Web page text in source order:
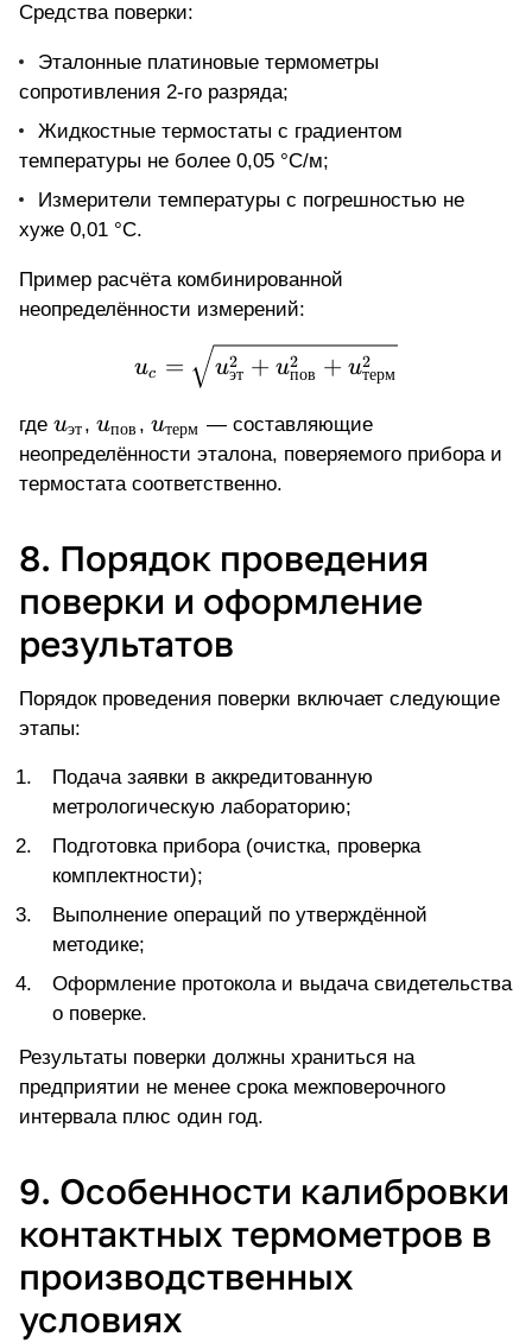
Средства поверки:
Эталонные платиновые термометры
сопротивления 2-го разряда;
Жидкостные термостаты с градиентом
температуры не более 0,05 °С/м;
Измерители температуры с погрешностью не
хуже 0,01 °С.
Пример расчёта комбинированной
неопределённости измерений:
u_c =
uc = uэт
2 + uпов
2 + uтерм
2
где u_{\text{эт}}
uэт, u_{\text{пов}}
uпов , u_{\text{терм}}
uтерм — составляющие
неопределённости эталона, поверяемого прибора и
термостата соответственно.
8. Порядок проведения
поверки и оформление
результатов
Порядок проведения поверки включает следующие
этапы:
Подача заявки в аккредитованную
метрологическую лабораторию;
Подготовка прибора (очистка, проверка
комплектности);
Выполнение операций по утверждённой
методике;
Оформление протокола и выдача свидетельства
о поверке.
Результаты поверки должны храниться на
предприятии не менее срока межповерочного
интервала плюс один год.
9. Особенности калибровки
контактных термометров в
производственных
условиях